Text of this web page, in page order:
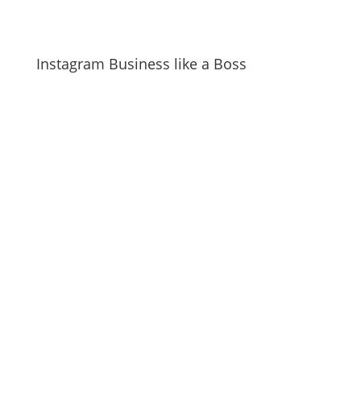
Instagram Business like a Boss